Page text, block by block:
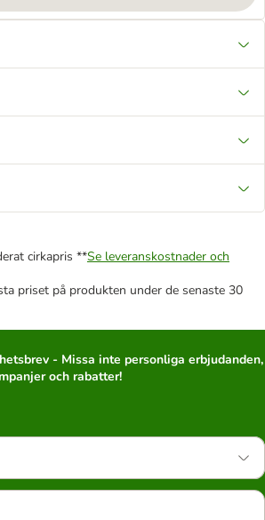
cirkapris **Se leveranskostnader och
priset på produkten under de senaste 30
- Missa inte personliga erbjudanden,
och rabatter!